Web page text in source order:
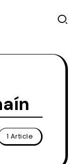
1 Article